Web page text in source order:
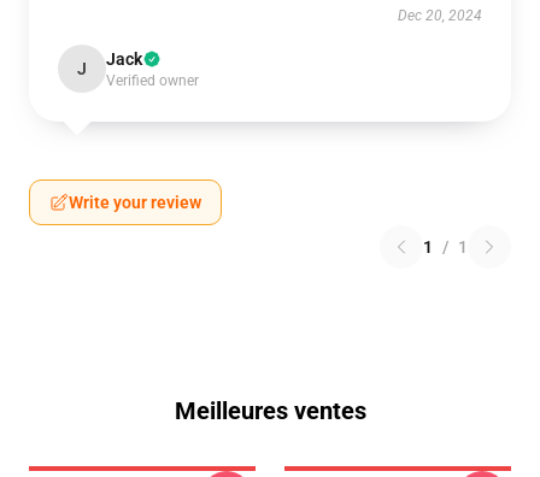
Dec 20, 2024
J Jack
Verified owner
Write your review
1 / 1
Meilleures ventes